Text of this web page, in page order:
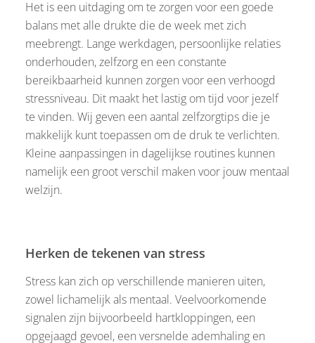
Het is een uitdaging om te zorgen voor een goede
balans met alle drukte die de week met zich
meebrengt. Lange werkdagen, persoonlijke relaties
onderhouden, zelfzorg en een constante
bereikbaarheid kunnen zorgen voor een verhoogd
stressniveau. Dit maakt het lastig om tijd voor jezelf
te vinden. Wij geven een aantal zelfzorgtips die je
makkelijk kunt toepassen om de druk te verlichten.
Kleine aanpassingen in dagelijkse routines kunnen
namelijk een groot verschil maken voor jouw mentaal
welzijn.
Herken de tekenen van stress
Stress kan zich op verschillende manieren uiten,
zowel lichamelijk als mentaal. Veelvoorkomende
signalen zijn bijvoorbeeld hartkloppingen, een
opgejaagd gevoel, een versnelde ademhaling en